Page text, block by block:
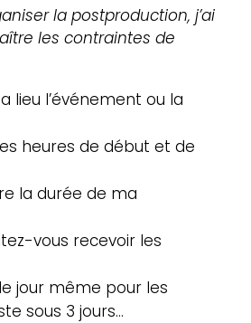
la postproduction, j’ai
les contraintes de
lieu l’événement ou la
heures de début et de
la durée de ma
vous recevoir les
jour même pour les
sous 3 jours…